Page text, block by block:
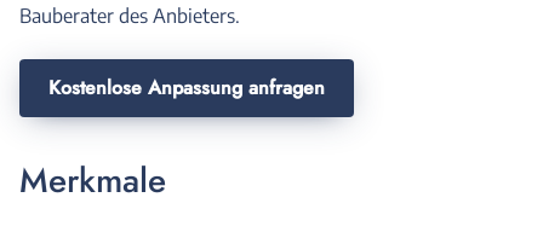
Bauberater des Anbieters.
Kostenlose Anpassung anfragen
Merkmale